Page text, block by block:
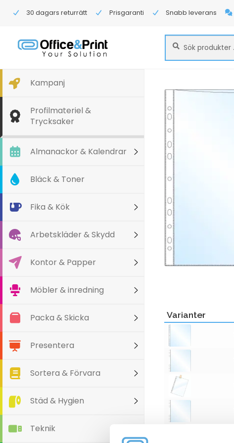
30 dagars returrätt Prisgaranti Snabb leverans
Sök
efter:
Sök
Kampanj
Profilmateriel &
Trycksaker
Almanackor & Kalendrar
Bläck & Toner
Fika & Kök
Arbetskläder & Skydd
Kontor & Papper
Möbler & inredning
Packa & Skicka
Presentera
Sortera & Förvara
Städ & Hygien
Teknik
Varianter